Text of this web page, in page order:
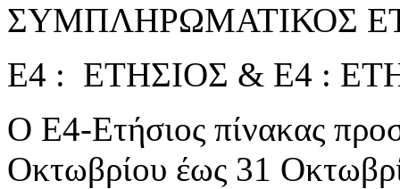
ΣΥΜΠΛΗΡΩΜΑΤΙΚΟΣ
Ε4 : ΕΤΗΣΙΟΣ & Ε4 :
Ο Ε4-Ετήσιος πίνακας
Οκτωβρίου έως 31